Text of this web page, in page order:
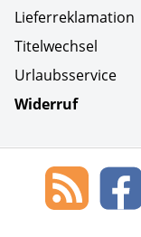
Lieferreklamation
Titelwechsel
Urlaubsservice
Widerruf
Social Media
Blog
des